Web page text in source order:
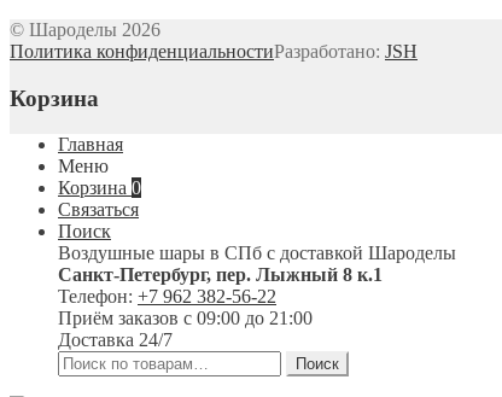
© Шароделы 2026
Политика конфиденциальностиРазработано: JSH
Корзина
Главная
Меню
Корзина 0
Связаться
Поиск
Воздушные шары в СПб с доставкой Шароделы
Санкт-Петербург, пер. Лыжный 8 к.1
Телефон: +7 962 382-56-22
Приём заказов с 09:00 до 21:00
Доставка 24/7
Искать:
Поиск